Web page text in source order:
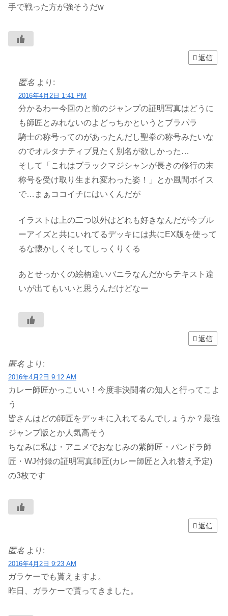
手で戦った方が強そうだw
返信
匿名 より:
2016年4月2日 1:41 PM
分かるわー今回のと前のジャンプの証明写真はどうに
も師匠とみれないのよどっちかというとブラパラ
騎士の称号ってのがあったんだし聖拳の称号みたいな
のでオルタナティブ見たく別名が欲しかった…
そして「これはブラックマジシャンが長きの修行の末
称号を受け取り生まれ変わった姿！」とか風間ボイス
で…まぁココイチにはいくんだが
イラストは上の二つ以外はどれも好きなんだが今ブル
ーアイズと共にいれてるデッキには共にEX版を使って
るな懐かしくそしてしっくりくる
あとせっかくの絵柄違いバニラなんだからテキスト違
いが出てもいいと思うんだけどなー
返信
匿名 より:
2016年4月2日 9:12 AM
カレー師匠かっこいい！今度非決闘者の知人と行ってこよ
う
皆さんはどの師匠をデッキに入れてるんでしょうか？最強
ジャンプ版とか人気高そう
ちなみに私は・アニメでおなじみの紫師匠・パンドラ師
匠・WJ付録の証明写真師匠(カレー師匠と入れ替え予定)
の3枚です
返信
匿名 より:
2016年4月2日 9:23 AM
ガラケーでも貰えますよ。
昨日、ガラケーで貰ってきました。